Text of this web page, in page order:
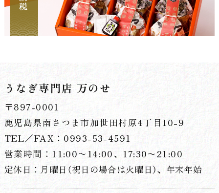
うなぎ専門店 万のせ
〒897-0001
鹿児島県南さつま市加世田村原4丁目10-9
TEL／FAX：0993-53-4591
営業時間：11:00〜14:00、17:30〜21:00
定休日：月曜日（祝日の場合は火曜日）、年末年始